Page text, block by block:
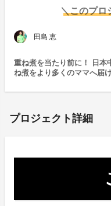
＼このプロ
田島 恵
重ね煮を当たり前に！ 日本
ね煮をより多くのママへ届
プロジェクト詳細